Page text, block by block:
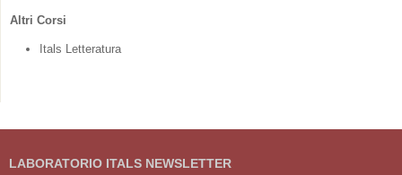
Altri Corsi
Itals Letteratura
LABORATORIO ITALS NEWSLETTER